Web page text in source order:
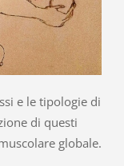
e le tipologie di
di questi
globale.